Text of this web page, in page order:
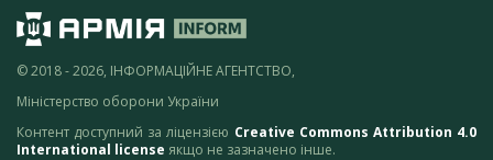
© 2018 - 2026, ІНФОРМАЦІЙНЕ АГЕНТСТВО,
Міністерство оборони України
Контент доступний за ліцензією Creative Commons Attribution 4.0
International license якщо не зазначено інше.